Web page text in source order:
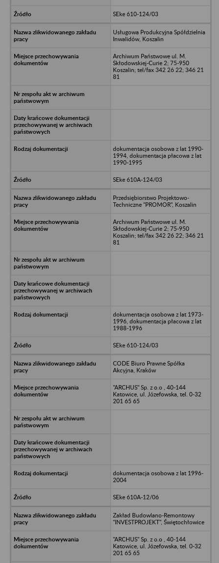
SEke 610-124/03
Usługowa Produkcyjna Spółdzielnia
Inwalidów, Koszalin
Archiwum Państwowe ul. M.
Skłodowskiej-Curie 2; 75-950
Koszalin; tel/fax 342 26 22; 346 21
81
dokumentacja osobowa z lat 1990-
1994, dokumentacja płacowa z lat
1990-1995
SEke 610A-124/03
Przedsiębiorstwo Projektowo-
Techniczne "PROMOR", Koszalin
Archiwum Państwowe ul. M.
Skłodowskiej-Curie 2; 75-950
Koszalin; tel/fax 342 26 22; 346 21
81
dokumentacja osobowa z lat 1973-
1996, dokumentacja płacowa z lat
1988-1996
SEke 610-124/03
CODE Biuro Prawne Spółka
Akcyjna, Kraków
"ARCHUS" Sp. z o.o , 40-144
Katowice, ul. Józefowska, tel. 0-32
201 65 65
dokumentacja osobowa z lat 1996-
2004
SEke 610A-12/06
Zakład Budowlano-Remontowy
"INVESTPROJEKT", Świętochłowice
"ARCHUS" Sp. z o.o , 40-144
Katowice, ul. Józefowska, tel. 0-32
201 65 65